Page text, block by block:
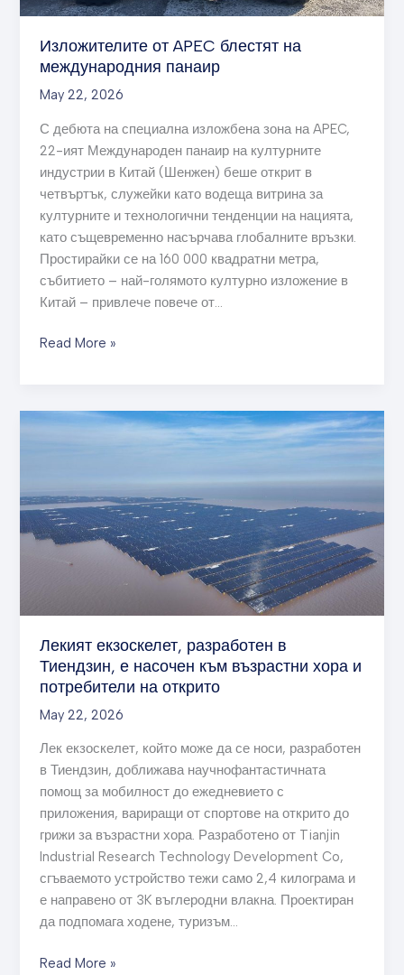
Изложителите от APEC блестят на
международния панаир
May 22, 2026
С дебюта на специална изложбена зона на APEC,
22-ият Международен панаир на културните
индустрии в Китай (Шенжен) беше открит в
четвъртък, служейки като водеща витрина за
културните и технологични тенденции на нацията,
като същевременно насърчава глобалните връзки.
Простирайки се на 160 000 квадратни метра,
събитието – най-голямото културно изложение в
Китай – привлече повече от…
Read More »
Лекият екзоскелет, разработен в
Тиендзин, е насочен към възрастни хора и
потребители на открито
May 22, 2026
Лек екзоскелет, който може да се носи, разработен
в Тиендзин, доближава научнофантастичната
помощ за мобилност до ежедневието с
приложения, вариращи от спортове на открито до
грижи за възрастни хора. Разработено от Tianjin
Industrial Research Technology Development Co,
сгъваемото устройство тежи само 2,4 килограма и
е направено от 3K въглеродни влакна. Проектиран
да подпомага ходене, туризъм…
Лекият
Тиендзин,
е
насочен
хора
и
потребители
на
Read More »